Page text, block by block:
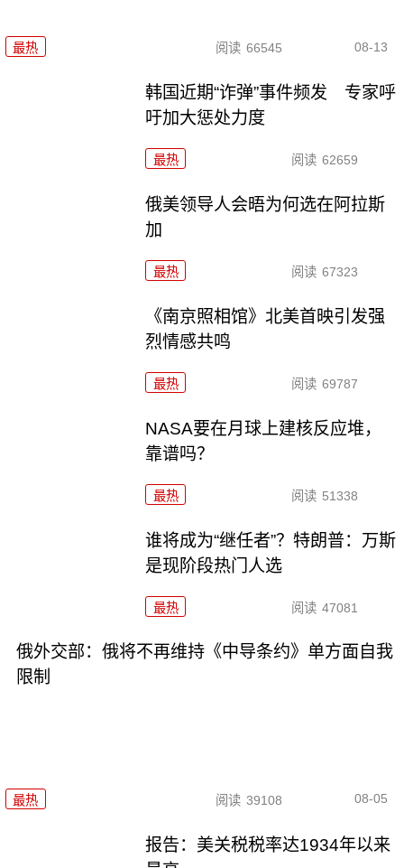
最热 阅读 66545 08-13
韩国近期“诈弹”事件频发 专家呼
吁加大惩处力度
最热 阅读 62659
俄美领导人会晤为何选在阿拉斯
加
最热 阅读 67323
《南京照相馆》北美首映引发强
烈情感共鸣
最热 阅读 69787
NASA要在月球上建核反应堆，
靠谱吗？
最热 阅读 51338
谁将成为“继任者”？特朗普：万斯
是现阶段热门人选
最热 阅读 47081
俄外交部：俄将不再维持《中导条约》单方面自我
限制
最热 阅读 39108 08-05
报告：美关税税率达1934年以来